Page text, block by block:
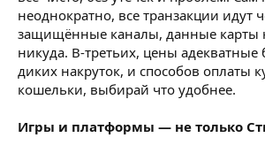
неоднократно, все транзакции идут
защищённые каналы, данные карты
никуда. В-третьих, цены адекватные
диких накруток, и способов оплаты
кошельки, выбирай что удобнее.
Игры и платформы — не только